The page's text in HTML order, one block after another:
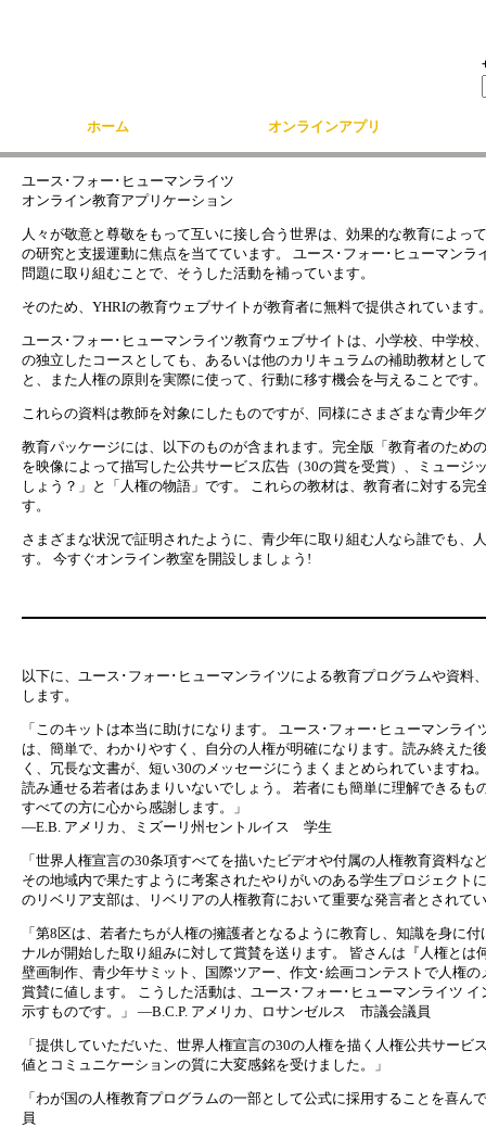
ホーム オンラインアプリ
ユース･フォー･ヒューマンライツ
オンライン教育アプリケーション
人々が敬意と尊敬をもって互いに接し合う世界は、効果的な教育によ
の研究と支援運動に焦点を当てています。 ユース･フォー･ヒューマン
問題に取り組むことで、そうした活動を補っています。
そのため、YHRIの教育ウェブサイトが教育者に無料で提供されています
ユース･フォー･ヒューマンライツ教育ウェブサイトは、小学校、中学
の独立したコースとしても、あるいは他のカリキュラムの補助教材とし
と、また人権の原則を実際に使って、行動に移す機会を与えることです。
これらの資料は教師を対象にしたものですが、同様にさまざまな青少年
教育パッケージには、以下のものが含まれます。完全版「教育者のため
を映像によって描写した公共サービス広告（30の賞を受賞）、ミュー
しょう？」と「人権の物語」です。
これらの教材は、教育者に対する完
す。
さまざまな状況で証明されたように、青少年に取り組む人なら誰でも
す。 今すぐオンライン教室を開設しましょう!
以下に、ユース･フォー･ヒューマンライツによる教育プログラムや資
します。
「このキットは本当に助けになります。 ユース･フォー･ヒューマンラ
は、簡単で、わかりやすく、自分の人権が明確になります。読み終えた
く、冗長な文書が、短い30のメッセージにうまくまとめられています
読み通せる若者はあまりいないでしょう。 若者にも簡単に理解できる
すべての方に心から感謝します。」
—E.B. アメリカ、ミズーリ州セントルイス 学生
「世界人権宣言の30条項すべてを描いたビデオや付属の人権教育資料
その地域内で果たすように考案されたやりがいのある学生プロジェクト
のリベリア支部は、リベリアの人権教育において重要な発言者とされ
「第8区は、若者たちが人権の擁護者となるように教育し、知識を身に
ナルが開始した取り組みに対して賞賛を送ります。 皆さんは『人権と
壁画制作、青少年サミット、国際ツアー、作文･絵画コンテストで人権
賞賛に値します。
こうした活動は、ユース･フォー･ヒューマンライツ
示すものです。」 —B.C.P. アメリカ、ロサンゼルス 市議会議員
「提供していただいた、世界人権宣言の30の人権を描く人権公共サー
値とコミュニケーションの質に大変感銘を受けました。」
「わが国の人権教育プログラムの一部として公式に採用することを喜
員